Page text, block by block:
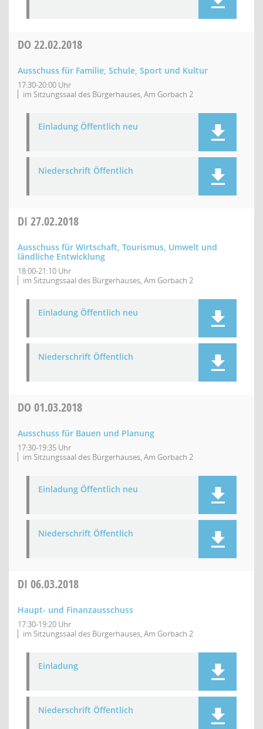
DO 22.02.2018
Ausschuss für Familie, Schule, Sport und Kultur
17:30-20:00 Uhr
im Sitzungssaal des Bürgerhauses, Am Gorbach 2
Einladung Öffentlich neu
Niederschrift Öffentlich
DI 27.02.2018
Ausschuss für Wirtschaft, Tourismus, Umwelt und
ländliche Entwicklung
18:00-21:10 Uhr
im Sitzungssaal des Bürgerhauses, Am Gorbach 2
Einladung Öffentlich neu
Niederschrift Öffentlich
DO 01.03.2018
Ausschuss für Bauen und Planung
17:30-19:35 Uhr
im Sitzungssaal des Bürgerhauses, Am Gorbach 2
Einladung Öffentlich neu
Niederschrift Öffentlich
DI 06.03.2018
Haupt- und Finanzausschuss
17:30-19:20 Uhr
im Sitzungssaal des Bürgerhauses, Am Gorbach 2
Einladung
Niederschrift Öffentlich